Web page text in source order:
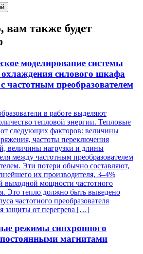
вам также будет
моделирование системы
силового шкафа
частотным преобразователем
в работе выделяют
тепловой энергии. Тепловые
от следующих факторов: величины
частоты переключения
величины нагрузки и длины
между частотным преобразователем
Эти потери обычно составляют,
их производителя, 3–4%
выходной мощности частотного
Это тепло должно быть выведено
частотного преобразователя
защиты от перегрева […]
режимы синхронного
постоянными магнитами